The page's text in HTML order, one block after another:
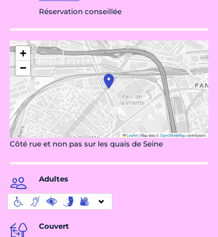
Réservation conseillée
+
−
Leaflet|Map data ©OpenStreetMapcontributors
Côté rue et non pas sur les quais de Seine
Adultes
Couvert